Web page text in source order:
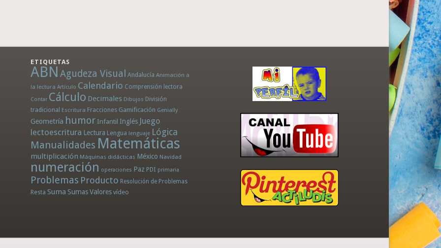
ETIQUETAS
ABN Agudeza Visual Andalucía Animación a
la lectura Artículo Calendario Comprensión lectora
Contar Cálculo Decimales Dibujos División
tradicional Escritura Fracciones Gamificación Genially
Geometría humor Infantil Inglés Juego
lectoescritura Lectura Lengua lenguaje Lógica
Manualidades Matemáticas
multiplicación Máquinas didácticas México Navidad
numeración operaciones Paz PDI primaria
Problemas Producto Resolución de Problemas
Resta Suma SumasValores vídeo